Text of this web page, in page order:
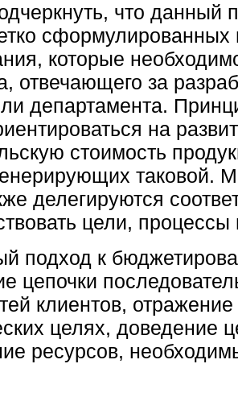
что данный
сформулированных
которые
отвечающего за
департамента.
на
стоимость
таковой.
делегируются
цели, процессы
подход к
цепочки
клиентов,
целях, доведение
ресурсов,